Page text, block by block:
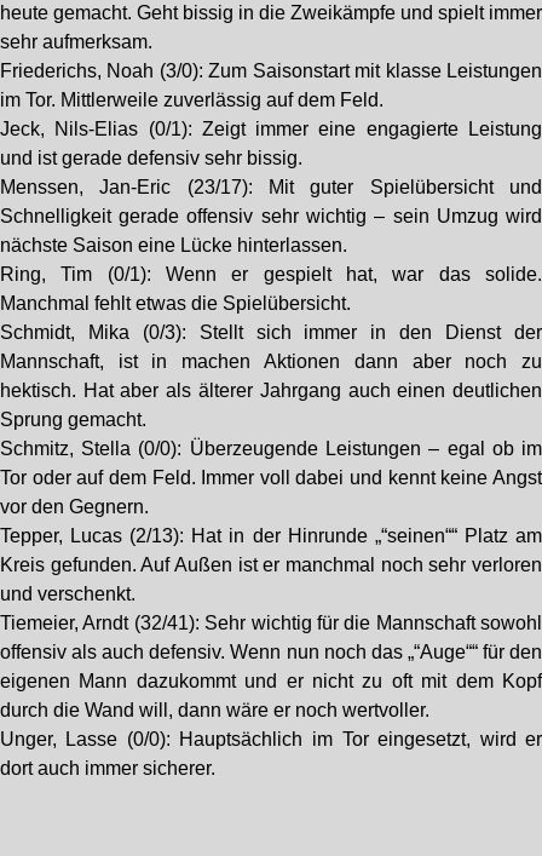
heute gemacht. Geht bissig in die Zweikämpfe und spielt immer
sehr aufmerksam.
Friederichs, Noah (3/0): Zum Saisonstart mit klasse Leistungen
im Tor. Mittlerweile zuverlässig auf dem Feld.
Jeck, Nils-Elias (0/1): Zeigt immer eine engagierte Leistung
und ist gerade defensiv sehr bissig.
Menssen, Jan-Eric (23/17): Mit guter Spielübersicht und
Schnelligkeit gerade offensiv sehr wichtig – sein Umzug wird
nächste Saison eine Lücke hinterlassen.
Ring, Tim (0/1): Wenn er gespielt hat, war das solide.
Manchmal fehlt etwas die Spielübersicht.
Schmidt, Mika (0/3): Stellt sich immer in den Dienst der
Mannschaft, ist in machen Aktionen dann aber noch zu
hektisch. Hat aber als älterer Jahrgang auch einen deutlichen
Sprung gemacht.
Schmitz, Stella (0/0): Überzeugende Leistungen – egal ob im
Tor oder auf dem Feld. Immer voll dabei und kennt keine Angst
vor den Gegnern.
Tepper, Lucas (2/13): Hat in der Hinrunde „“seinen““ Platz am
Kreis gefunden. Auf Außen ist er manchmal noch sehr verloren
und verschenkt.
Tiemeier, Arndt (32/41): Sehr wichtig für die Mannschaft sowohl
offensiv als auch defensiv. Wenn nun noch das „“Auge““ für den
eigenen Mann dazukommt und er nicht zu oft mit dem Kopf
durch die Wand will, dann wäre er noch wertvoller.
Unger, Lasse (0/0): Hauptsächlich im Tor eingesetzt, wird er
dort auch immer sicherer.